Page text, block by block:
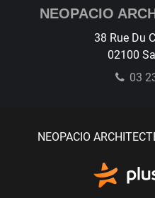
NEOPACIO
38 Rue Du
02100
03
NEOPACIO